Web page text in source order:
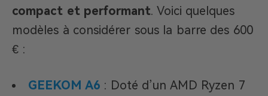
compact et performant. Voici quelques
modèles à considérer sous la barre des 600
€ :
GEEKOM A6 : Doté d’un AMD Ryzen 7